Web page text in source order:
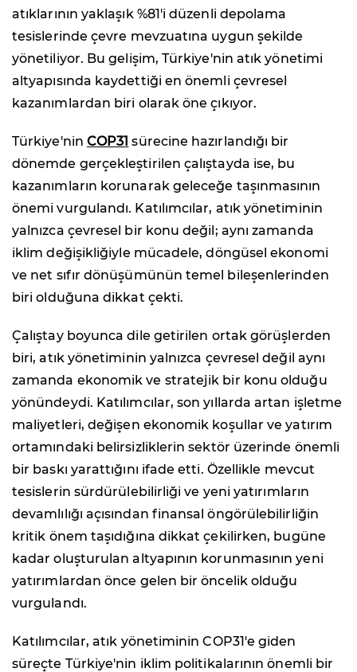
atıklarının yaklaşık %81'i düzenli depolama
tesislerinde çevre mevzuatına uygun şekilde
yönetiliyor. Bu gelişim, Türkiye'nin atık yönetimi
altyapısında kaydettiği en önemli çevresel
kazanımlardan biri olarak öne çıkıyor.
Türkiye'nin COP31 sürecine hazırlandığı bir
dönemde gerçekleştirilen çalıştayda ise, bu
kazanımların korunarak geleceğe taşınmasının
önemi vurgulandı. Katılımcılar, atık yönetiminin
yalnızca çevresel bir konu değil; aynı zamanda
iklim değişikliğiyle mücadele, döngüsel ekonomi
ve net sıfır dönüşümünün temel bileşenlerinden
biri olduğuna dikkat çekti.
Çalıştay boyunca dile getirilen ortak görüşlerden
biri, atık yönetiminin yalnızca çevresel değil aynı
zamanda ekonomik ve stratejik bir konu olduğu
yönündeydi. Katılımcılar, son yıllarda artan işletme
maliyetleri, değişen ekonomik koşullar ve yatırım
ortamındaki belirsizliklerin sektör üzerinde önemli
bir baskı yarattığını ifade etti. Özellikle mevcut
tesislerin sürdürülebilirliği ve yeni yatırımların
devamlılığı açısından finansal öngörülebilirliğin
kritik önem taşıdığına dikkat çekilirken, bugüne
kadar oluşturulan altyapının korunmasının yeni
yatırımlardan önce gelen bir öncelik olduğu
vurgulandı.
Katılımcılar, atık yönetiminin COP31'e giden
süreçte Türkiye'nin iklim politikalarının önemli bir